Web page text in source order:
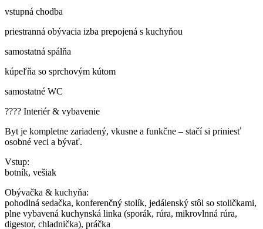
vstupná chodba
priestranná obývacia izba prepojená s kuchyňou
samostatná spálňa
kúpeľňa so sprchovým kútom
samostatné WC
????️ Interiér & vybavenie
Byt je kompletne zariadený, vkusne a funkčne – stačí si priniesť
osobné veci a bývať.
Vstup:
botník, vešiak
Obývačka & kuchyňa:
pohodlná sedačka, konferenčný stolík, jedálenský stôl so stoličkami,
plne vybavená kuchynská linka (sporák, rúra, mikrovlnná rúra,
digestor, chladnička), práčka